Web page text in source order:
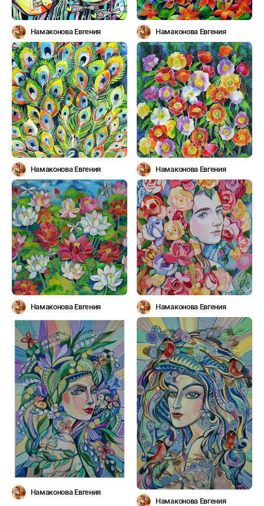
Намаконова Евгения Намаконова Евгения
Намаконова Евгения Намаконова Евгения
Намаконова Евгения Намаконова Евгения
Намаконова Евгения
Намаконова Евгения